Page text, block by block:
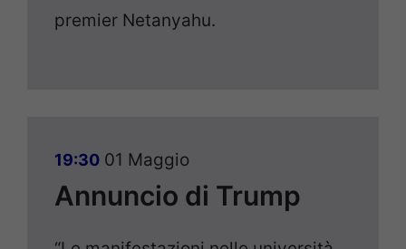
premier Netanyahu.
19:30 01 Maggio
Annuncio di Trump